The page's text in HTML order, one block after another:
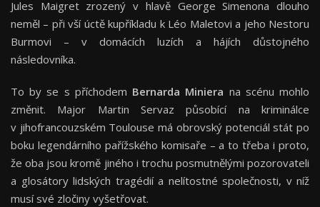
Jules Maigret zrozený v hlavě George Simenona dlouho
neměl – při vší úctě kupříkladu k Léo Maletovi a jeho Nestoru
Burmovi – v domácích luzích a hájích důstojného
následovníka.
To by se s příchodem Bernarda Miniera na scénu mohlo
změnit. Major Martin Servaz působící na kriminálce
v jihofrancouzském Toulouse má obrovský potenciál stát po
boku legendárního pařížského komisaře – a to třeba i proto,
že oba jsou kromě jiného i trochu posmutnělými pozorovateli
a glosátory lidských tragédií a nelítostné společnosti, v níž
musí své zločiny vyšetřovat.